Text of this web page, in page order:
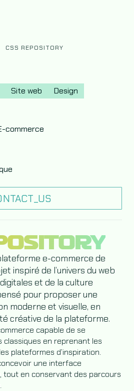
CSS REPOSITORY
Site web
Design
commerce
e-commerce de
inspiré de l’univers du web
et de la culture
pour proposer une
moderne et visuelle, en
créative de la plateforme.
capable de se
en reprenant les
plateformes d’inspiration.
une interface
tout en conservant des parcours